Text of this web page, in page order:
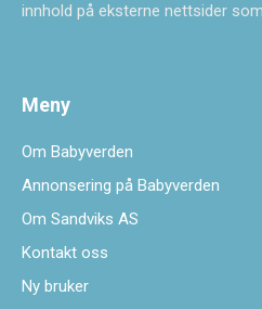
innhold på eksterne nettsider
Meny
Om Babyverden
Annonsering på Babyverden
Om Sandviks AS
Kontakt oss
Ny bruker